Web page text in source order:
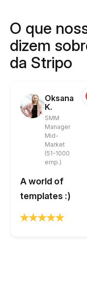
O que
dizem
da Stripo
Oksana
K.
SMM
Manager
Mid-
Market
(51-1000
emp.)
A world of
templates :)